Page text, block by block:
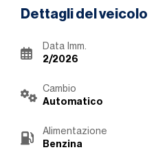
Dettagli del veicolo
Data Imm.
2/2026
Cambio
Automatico
Alimentazione
Benzina